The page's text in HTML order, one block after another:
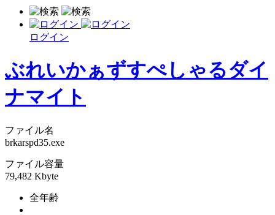
ログイン
ぶれいかぁずすぺしゃるダイ
ナマイト
ファイル名
brkarspd35.exe
ファイル容量
79,482 Kbyte
全年齢